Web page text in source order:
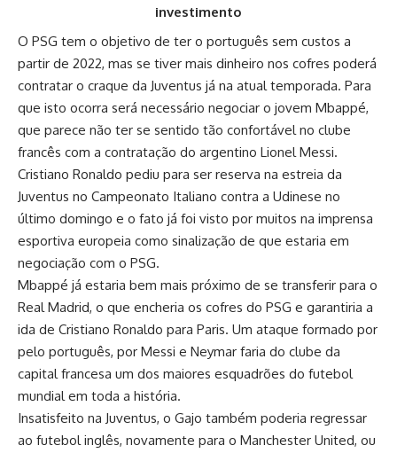
investimento
O PSG tem o objetivo de ter o português sem custos a
partir de 2022, mas se tiver mais dinheiro nos cofres poderá
contratar o craque da Juventus já na atual temporada. Para
que isto ocorra será necessário negociar o jovem Mbappé,
que parece não ter se sentido tão confortável no clube
francês com a contratação do argentino Lionel Messi.
Cristiano Ronaldo pediu para ser reserva na estreia da
Juventus no Campeonato Italiano contra a Udinese no
último domingo e o fato já foi visto por muitos na imprensa
esportiva europeia como sinalização de que estaria em
negociação com o PSG.
Mbappé já estaria bem mais próximo de se transferir para o
Real Madrid, o que encheria os cofres do PSG e garantiria a
ida de Cristiano Ronaldo para Paris. Um ataque formado por
pelo português, por Messi e Neymar faria do clube da
capital francesa um dos maiores esquadrões do futebol
mundial em toda a história.
Insatisfeito na Juventus, o Gajo também poderia regressar
ao futebol inglês, novamente para o Manchester United, ou